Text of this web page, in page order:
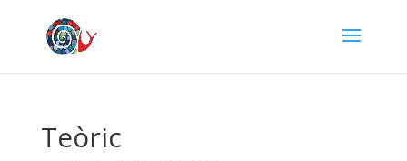
Teòric